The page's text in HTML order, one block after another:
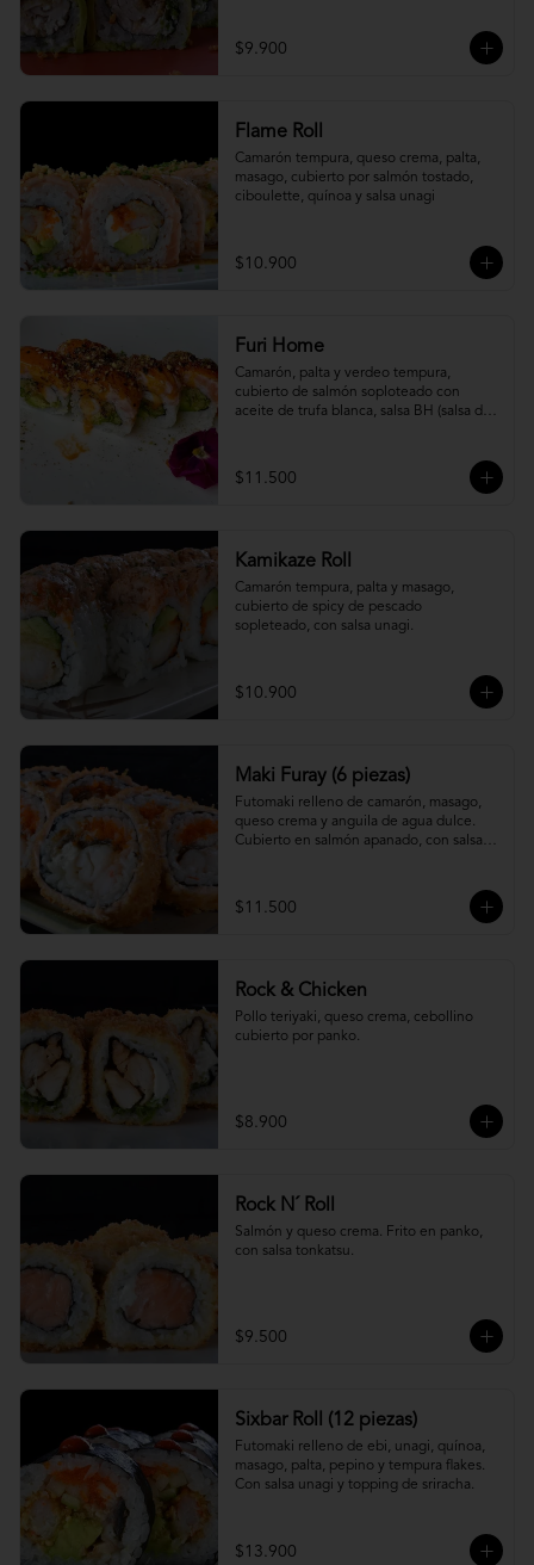
$9.900
Flame Roll
Camarón tempura, queso crema, palta,
masago, cubierto por salmón tostado,
ciboulette, quínoa y salsa unagi
$10.900
Furi Home
Camarón, palta y verdeo tempura,
cubierto de salmón soploteado con
aceite de trufa blanca, salsa BH (salsa de
$11.500
Kamikaze Roll
Camarón tempura, palta y masago,
cubierto de spicy de pescado
sopleteado, con salsa unagi.
$10.900
Maki Furay (6 piezas)
Futomaki relleno de camarón, masago,
queso crema y anguila de agua dulce.
Cubierto en salmón apanado, con salsa
$11.500
Rock & Chicken
Pollo teriyaki, queso crema, cebollino
cubierto por panko.
$8.900
Rock N´ Roll
Salmón y queso crema. Frito en panko,
con salsa tonkatsu.
$9.500
Sixbar Roll (12 piezas)
Futomaki relleno de ebi, unagi, quínoa,
masago, palta, pepino y tempura flakes.
Con salsa unagi y topping de sriracha.
$13.900